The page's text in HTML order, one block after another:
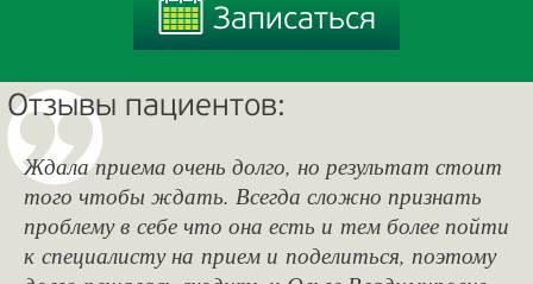
Записаться
Записаться
Отзывы пациентов:
Ждала приема очень долго, но результат стоит
того чтобы ждать. Всегда сложно признать
проблему в себе что она есть и тем более пойти
к специалисту на прием и поделиться, поэтому